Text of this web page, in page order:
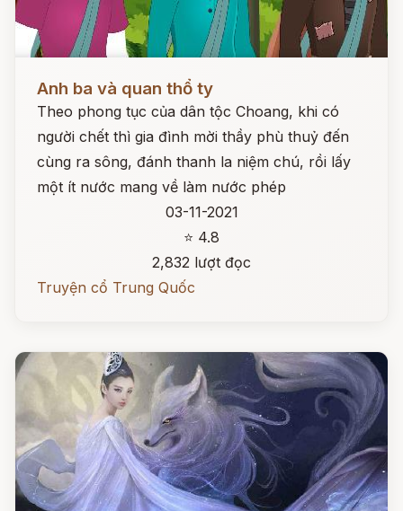
Anh ba và quan thổ ty
Theo phong tục của dân tộc Choang, khi có
người chết thì gia đình mời thầy phù thuỷ đến
cùng ra sông, đánh thanh la niệm chú, rồi lấy
một ít nước mang về làm nước phép
03-11-2021
⭐ 4.8
2,832 lượt đọc
Truyện cổ Trung Quốc